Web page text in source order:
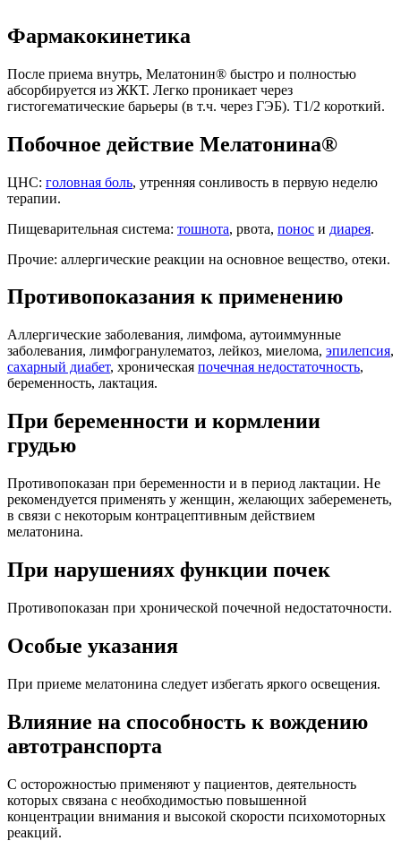
Фармакокинетика
После приема внутрь, Мелатонин® быстро и полностью
абсорбируется из ЖКТ. Легко проникает через
гистогематические барьеры (в т.ч. через ГЭБ). T1/2 короткий.
Побочное действие Мелатонина®
ЦНС: головная боль, утренняя сонливость в первую неделю
терапии.
Пищеварительная система: тошнота, рвота, понос и диарея.
Прочие: аллергические реакции на основное вещество, отеки.
Противопоказания к применению
Аллергические заболевания, лимфома, аутоиммунные
заболевания, лимфогранулематоз, лейкоз, миелома, эпилепсия,
сахарный диабет, хроническая почечная недостаточность,
беременность, лактация.
При беременности и кормлении
грудью
Противопоказан при беременности и в период лактации. Не
рекомендуется применять у женщин, желающих забеременеть,
в связи с некоторым контрацептивным действием
мелатонина.
При нарушениях функции почек
Противопоказан при хронической почечной недостаточности.
Особые указания
При приеме мелатонина следует избегать яркого освещения.
Влияние на способность к вождению
автотранспорта
С осторожностью применяют у пациентов, деятельность
которых связана с необходимостью повышенной
концентрации внимания и высокой скорости психомоторных
реакций.